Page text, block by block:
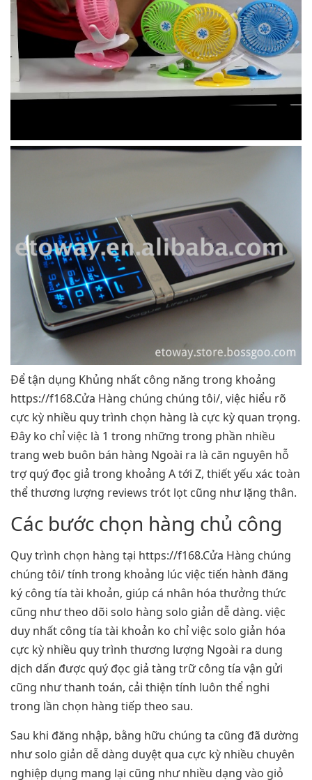
Để tận dụng Khủng nhất công năng trong khoảng
https://f168.Cửa Hàng chúng chúng tôi/, việc hiểu rõ
cực kỳ nhiều quy trình chọn hàng là cực kỳ quan trọng.
Đây ko chỉ việc là 1 trong những trong phần nhiều
trang web buôn bán hàng Ngoài ra là căn nguyên hỗ
trợ quý đọc giả trong khoảng A tới Z, thiết yếu xác toàn
thể thương lượng reviews trót lọt cũng như lặng thân.
Các bước chọn hàng chủ công
Quy trình chọn hàng tại https://f168.Cửa Hàng chúng
chúng tôi/ tính trong khoảng lúc việc tiến hành đăng
ký công tía tài khoản, giúp cá nhân hóa thưởng thức
cũng như theo dõi solo hàng solo giản dễ dàng. việc
duy nhất công tía tài khoản ko chỉ việc solo giản hóa
cực kỳ nhiều quy trình thương lượng Ngoài ra dung
dịch dấn được quý đọc giả tàng trữ công tía vận gửi
cũng như thanh toán, cải thiện tính luôn thể nghi
trong lần chọn hàng tiếp theo sau.
Sau khi đăng nhập, bằng hữu chúng ta cũng đã dường
như solo giản dễ dàng duyệt qua cực kỳ nhiều chuyên
nghiệp dụng mang lại cũng như nhiều dạng vào giỏ